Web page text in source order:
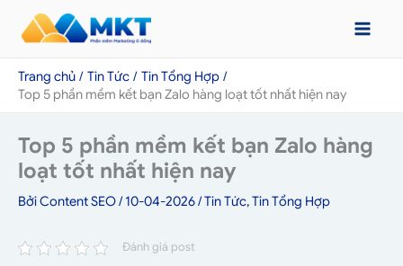
dungTrang chủ Tin Tức
Tin Tổng Hợp
Top 5 phần mềm kết bạn Zalo hàng loạt tốt nhất hiện nay
Top 5 phần mềm kết bạn Zalo hàng
loạt tốt nhất hiện nay
BởiContent SEO/10-04-2026/Tin Tức,Tin Tổng Hợp
Đánh giá post